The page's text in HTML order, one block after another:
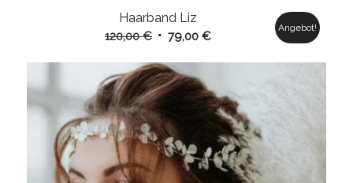
Haarband Liz
120,00€ Ursprünglicher
war:
120,00 €
79,00 €Aktueller
79,00 €.
Angebot!